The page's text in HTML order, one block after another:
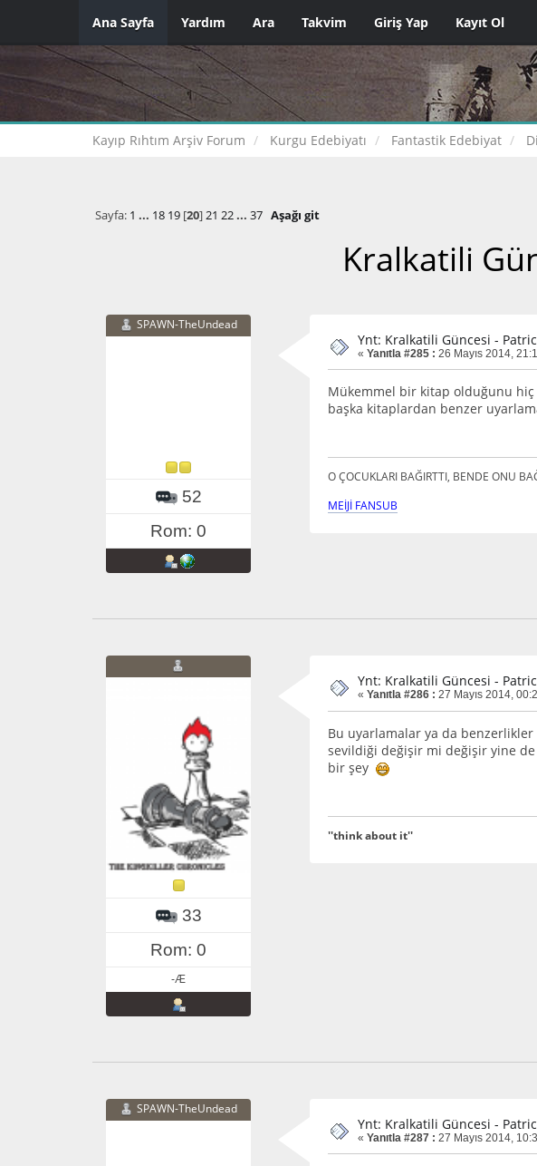
Ana Sayfa Yardım Ara Takvim Giriş Yap Kayıt Ol
Kayıp Rıhtım Arşiv Forum Kurgu Edebiyatı Fantastik Edebiyat
Sayfa: 1 ... 18 19[20]21 22 ... 37 Aşağı git
Kralkatili
SPAWN-TheUndead
52
Rom: 0
Ynt: Kralkatili Güncesi -
« Yanıtla #285 : 26 Mayıs 2014,
Mükemmel bir kitap olduğunu hiç
başka kitaplardan benzer
O ÇOCUKLARI BAĞIRTTI, BENDE ONU
MEİJİ FANSUB
33
Rom: 0
-Æ
Ynt: Kralkatili Güncesi -
« Yanıtla #286 : 27 Mayıs 2014,
Bu uyarlamalar ya da
sevildiği değişir mi değişir yine de
bir şey
''think about it''
SPAWN-TheUndead
Ynt: Kralkatili Güncesi -
« Yanıtla #287 : 27 Mayıs 2014,